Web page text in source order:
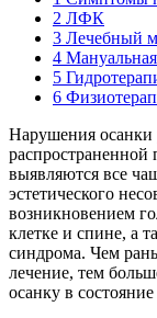
2 ЛФК
3 Лечебный
4
5
6
Нарушения осанки
выявляются все
эстетического
возникновением
клетке и спине, а
синдрома. Чем
лечение, тем
осанку в